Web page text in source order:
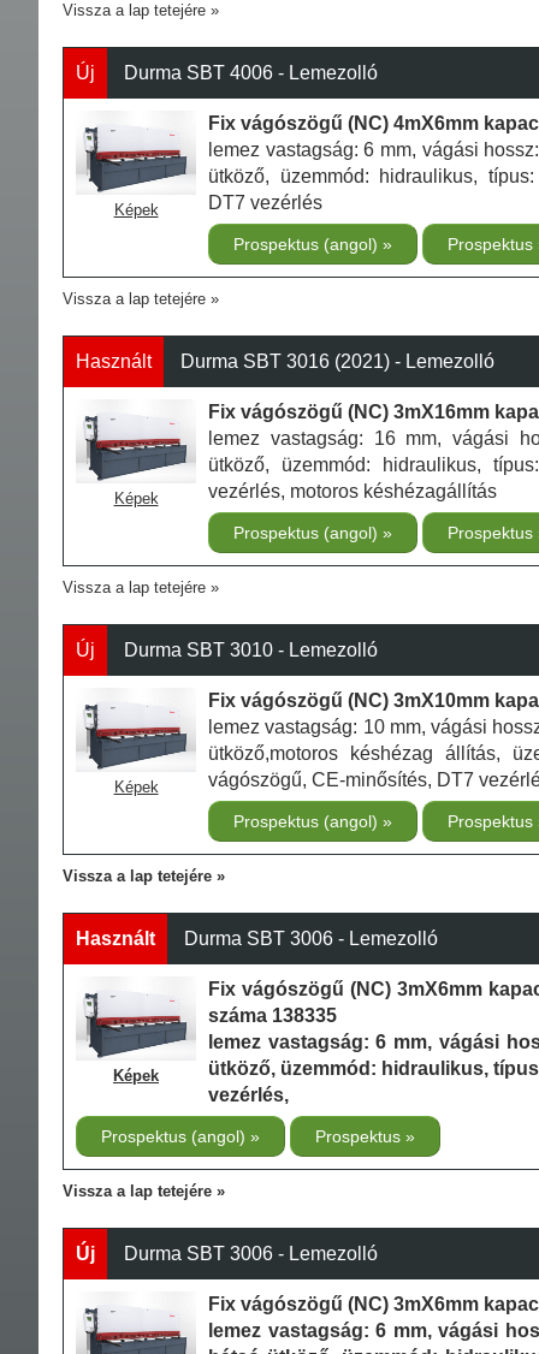
Vissza a lap tetejére
Új Durma SBT 4006 - Lemezolló
Képek
Fix vágószögű (NC) 4mX6mm
lemez vastagság: 6 mm, vágási
ütköző, üzemmód: hidraulikus,
DT7 vezérlés
Prospektus (angol) Prospektus
Vissza a lap tetejére
Használt Durma SBT 3016 (2021) - Lemezolló
Képek
Fix vágószögű (NC) 3mX16mm
lemez vastagság: 16 mm, vágási
ütköző, üzemmód: hidraulikus,
vezérlés, motoros késhézagállítás
Prospektus (angol) Prospektus
Vissza a lap tetejére
Új Durma SBT 3010 - Lemezolló
Képek
Fix vágószögű (NC) 3mX10mm
lemez vastagság: 10 mm, vágási
ütköző,motoros késhézag állítás,
vágószögű, CE-minősítés, DT7
Prospektus (angol) Prospektus
Vissza a lap tetejére
Használt Durma SBT 3006 - Lemezolló
Képek
Fix vágószögű (NC) 3mX6mm
száma 138335
lemez vastagság: 6 mm, vágási
ütköző, üzemmód: hidraulikus,
vezérlés,
Prospektus (angol) Prospektus
Vissza a lap tetejére
Új Durma SBT 3006 - Lemezolló
Fix vágószögű (NC) 3mX6mm
lemez vastagság: 6 mm, vágási